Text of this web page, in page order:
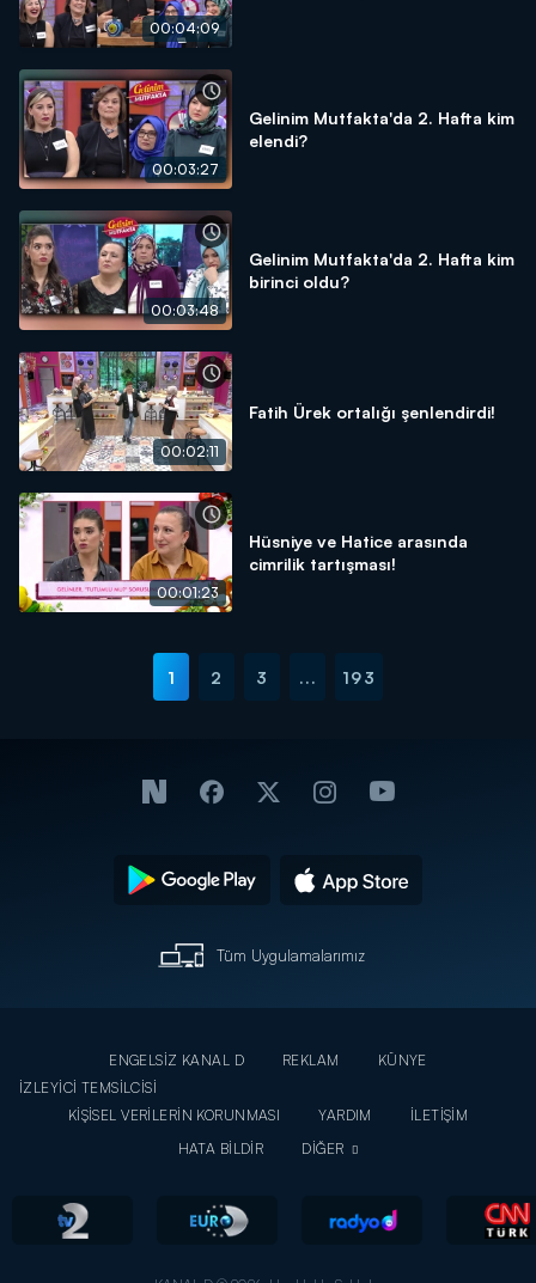
00:04:09
00:03:27
Gelinim Mutfakta'da 2. Hafta kim
elendi?
00:03:48
Gelinim Mutfakta'da 2. Hafta kim
birinci oldu?
00:02:11
Fatih Ürek ortalığı şenlendirdi!
00:01:23
Hüsniye ve Hatice arasında
cimrilik tartışması!
1 2 3 ... 193
Tüm Uygulamalarımız
ENGELSİZ KANAL D REKLAM
KÜNYE
İZLEYİCİ TEMSİLCİSİ
KİŞİSEL VERİLERİN KORUNMASI
YARDIM
İLETİŞİM
HATA BİLDİR
DİĞER